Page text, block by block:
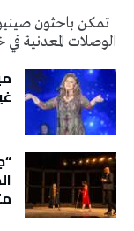
تمكن باحثون
الوصلات المعدنية